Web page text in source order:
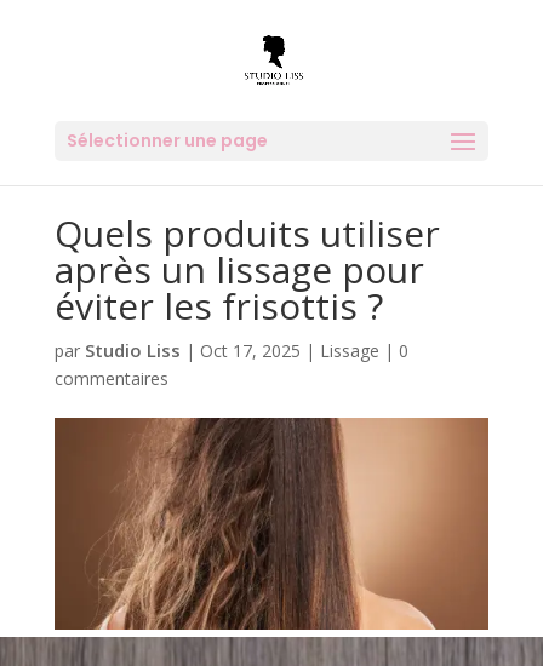
Sélectionner une page
Quels produits utiliser
après un lissage pour
éviter les frisottis ?
par Studio Liss | Oct 17, 2025 | Lissage | 0
commentaires